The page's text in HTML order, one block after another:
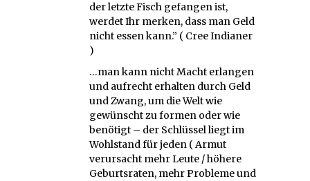
der letzte Fisch gefangen ist,
werdet Ihr merken, dass man Geld
nicht essen kann.” ( Cree Indianer
)
…man kann nicht Macht erlangen
und aufrecht erhalten durch Geld
und Zwang, um die Welt wie
gewünscht zu formen oder wie
benötigt – der Schlüssel liegt im
Wohlstand für jeden ( Armut
verursacht mehr Leute / höhere
Geburtsraten, mehr Probleme und